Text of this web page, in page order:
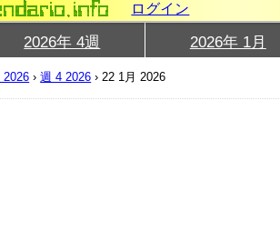
ログイン
2026年 4週 2026年 1月
2026 ›週 4 2026 ›22 1月 2026